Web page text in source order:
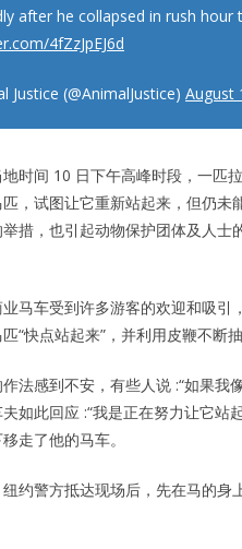
after he collapsed in rush
4fZzJpEJ6d
Justice (@AnimalJustice) August
时间 10 日下午高峰时段，一匹
，试图让它重新站起来，但仍
措，也引起动物保护团体及人
马车受到许多游客的欢迎和吸
“快点站起来”，并利用皮鞭不断
法感到不安，有些人说 :“如果我
如此回应 :“我是正在努力让它
走了他的马车。
约警方抵达现场后，先在马的